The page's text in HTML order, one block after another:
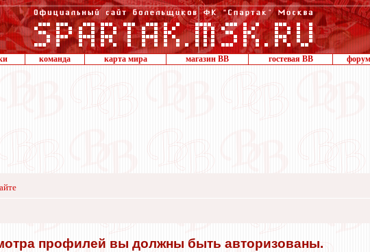
команда карта мира магазин ВВ гостевая ВВ
профилей вы должны быть авторизованы.